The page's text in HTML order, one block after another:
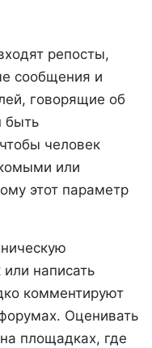
репосты,
сообщения и
говорящие об
быть
человек
или
этот параметр
написать
комментируют
Оценивать
площадках, где